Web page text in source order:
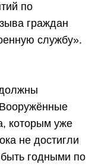
по
граждан
службу».
которым уже
не достигли
годными по